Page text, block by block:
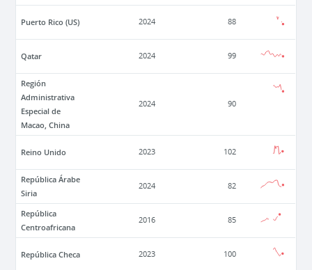
Puerto Rico (US) 2024 88
Qatar 2024 99
Región
Administrativa
Especial de
Macao, China
2024 90
Reino Unido 2023 102
República Árabe
Siria
2024 82
República
Centroafricana
2016 85
República Checa 2023 100